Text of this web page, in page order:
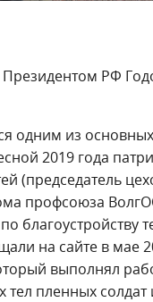
Президентом РФ
одним из основных
2019 года
(председатель
профсоюза
благоустройству
на сайте в мае
выполнял
тел пленных